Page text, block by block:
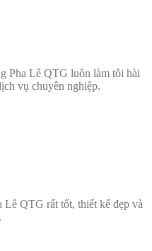
Pha Lê QTG luôn làm tôi hài
vụ chuyên nghiệp.
Lê QTG rất tốt, thiết kế đẹp và